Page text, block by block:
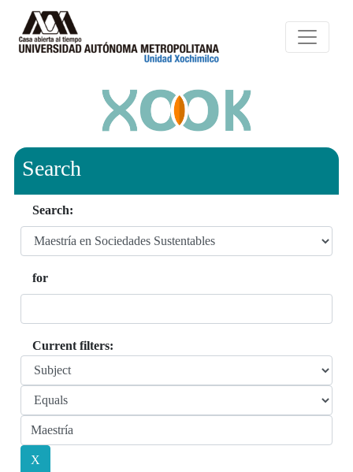
Search
Search:
for
Current filters: